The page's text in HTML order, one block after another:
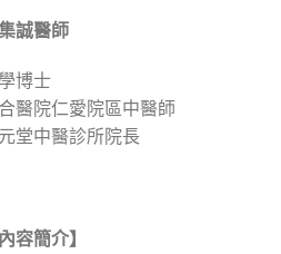
誠醫師
博士
醫院仁愛院區中醫師
堂中醫診所院長
內容簡介】